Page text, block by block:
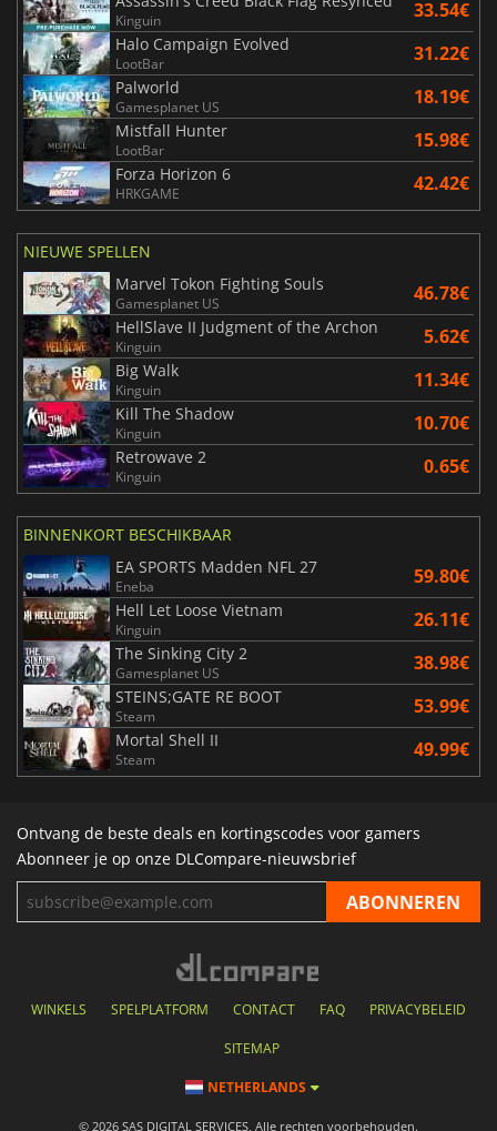
Kinguin 33.54€
Halo Campaign Evolved
LootBar 31.22€
Palworld
Gamesplanet US 18.19€
Mistfall Hunter
LootBar 15.98€
Forza Horizon 6
HRKGAME 42.42€
NIEUWE SPELLEN
Marvel Tokon Fighting Souls
Gamesplanet US 46.78€
HellSlave II Judgment of the Archon
Kinguin 5.62€
Big Walk
Kinguin 11.34€
Kill The Shadow
Kinguin 10.70€
Retrowave 2
Kinguin 0.65€
BINNENKORT BESCHIKBAAR
EA SPORTS Madden NFL 27
Eneba 59.80€
Hell Let Loose Vietnam
Kinguin 26.11€
The Sinking City 2
Gamesplanet US 38.98€
STEINS;GATE RE BOOT
Steam 53.99€
Mortal Shell II
Steam 49.99€
Ontvang de beste deals en kortingscodes voor gamers
Abonneer je op onze DLCompare-nieuwsbrief
WINKELS SPELPLATFORM CONTACT FAQ PRIVACYBELEID
SITEMAP
NETHERLANDS
© 2026 SAS DIGITAL SERVICES, Alle rechten voorbehouden.